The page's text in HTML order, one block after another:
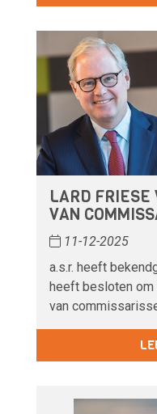
LARD FRIESE
VAN
11-12-2025
a.s.r. heeft
heeft besloten om
van